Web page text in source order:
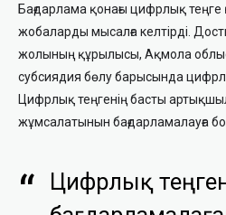
Бағдарлама қонағы цифрлық
жобаларды мысалға келтірді.
жолының құрылысы, Ақмола
субсиядия бөлу барысында
Цифрлық теңгенің басты
жұмсалатынын бағдарламалауға
Цифрлық